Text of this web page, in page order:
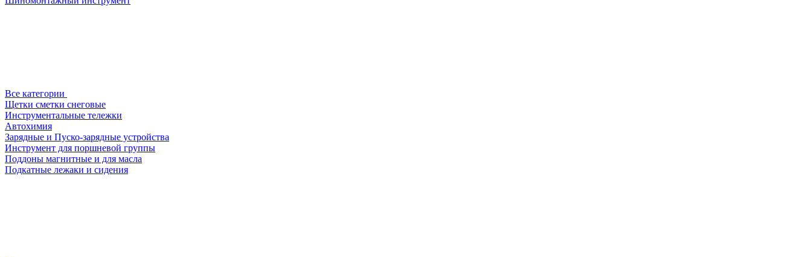
Все категории
Щетки сметки снеговые
Инструментальные тележки
Автохимия
Зарядные и Пуско-зарядные устройства
Инструмент для поршневой группы
Поддоны магнитные и для масла
Подкатные лежаки и сидения